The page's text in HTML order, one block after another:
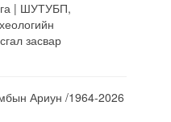
| ШУТУБП,
засвар
Ариун /1964-2026